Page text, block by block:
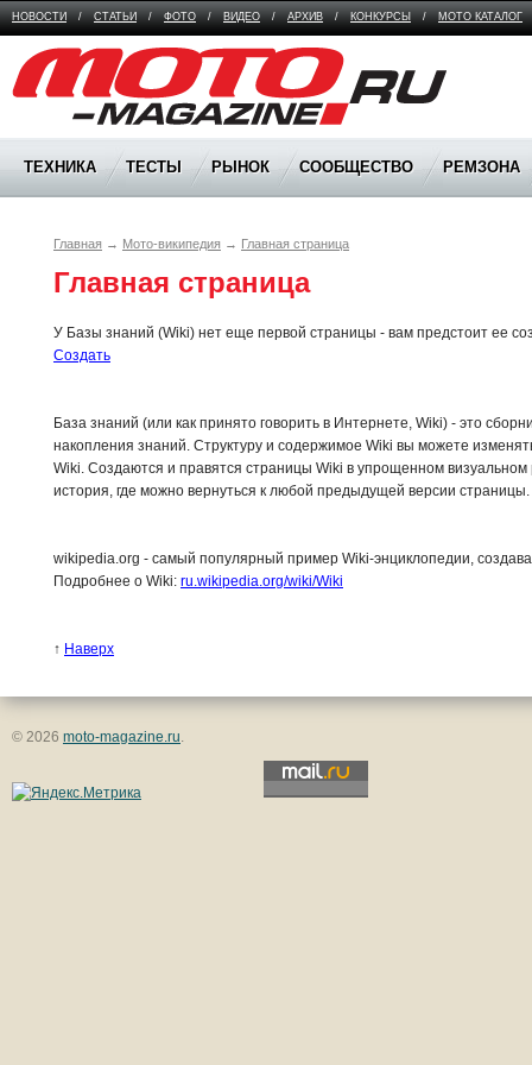
НОВОСТИ / СТАТЬИ / ФОТО / ВИДЕО / АРХИВ / КОНКУРСЫ / МОТО КАТАЛОГ
Moto Magazine
ТЕХНИКА ТЕСТЫ РЫНОК СООБЩЕСТВО РЕМЗОНА
Главная → Мото-википедия → Главная страница
Главная страница
У Базы знаний (Wiki) нет еще первой страницы - вам предстоит ее
Cоздать
База знаний (или как принято говорить в Интернете, Wiki) - это
накопления знаний. Структуру и содержимое Wiki вы можете
Wiki. Создаются и правятся страницы Wiki в упрощенном
история, где можно вернуться к любой предыдущей версии страницы.
wikipedia.org - самый популярный пример Wiki-энциклопедии,
Подробнее о Wiki: ru.wikipedia.org/wiki/Wiki
↑ Наверх
© 2026 moto-magazine.ru.